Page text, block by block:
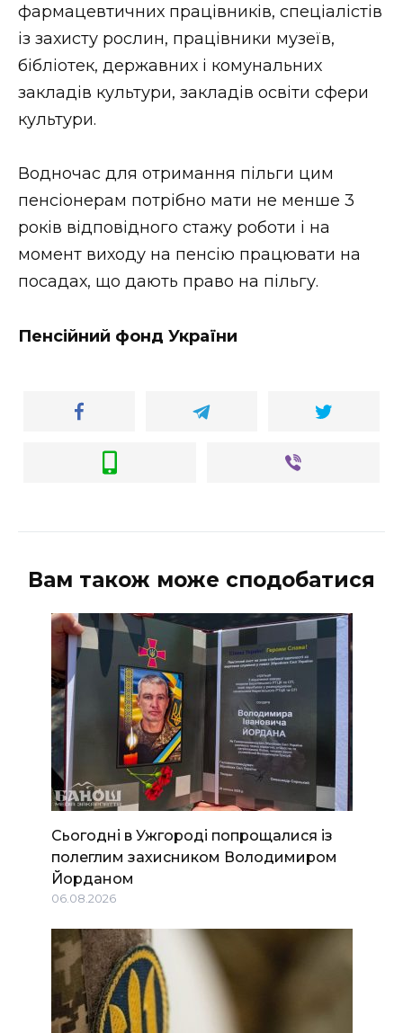
ВІДЕО
фармацевтичних працівників, спеціалістів
із захисту рослин, працівники музеїв,
бібліотек, державних і комунальних
закладів культури, закладів освіти сфери
культури.
Водночас для отримання пільги цим
пенсіонерам потрібно мати не менше 3
років відповідного стажу роботи і на
момент виходу на пенсію працювати на
посадах, що дають право на пільгу.
Пенсійний фонд України
Вам також може сподобатися
Сьогодні в Ужгороді попрощалися із
полеглим захисником Володимиром
Йорданом
06.08.2026